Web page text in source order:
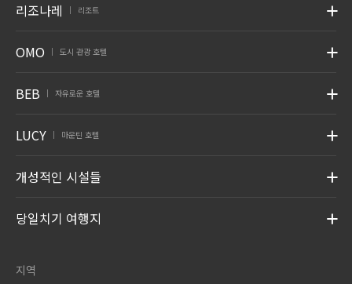
리조나레 리조트
OMO 도시 관광 호텔
BEB 자유로운 호텔
LUCY 마운틴 호텔
개성적인 시설들
당일치기 여행지
지역